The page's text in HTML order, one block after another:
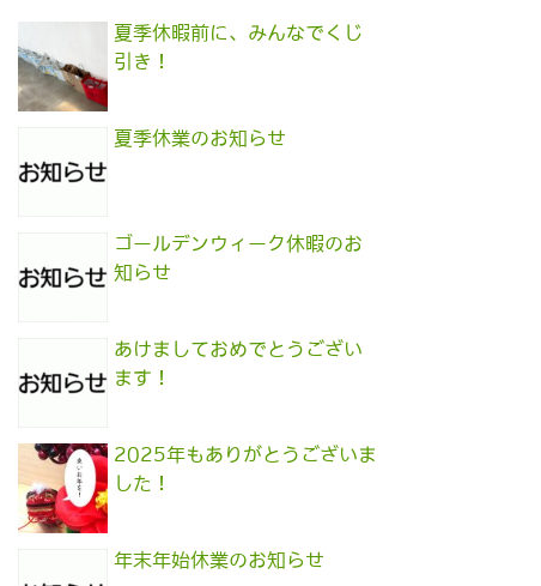
夏季休暇前に、みんなでくじ
引き！
夏季休業のお知らせ
ゴールデンウィーク休暇のお
知らせ
あけましておめでとうござい
ます！
2025年もありがとうございま
した！
年末年始休業のお知らせ